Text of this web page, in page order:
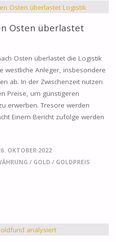
Osten überlastet
Osten überlastet die Logistik
westliche Anleger, insbesondere
ab. In der Zwischenzeit nutzen
Preise, um günstigeren
erwerben. Tresore werden
Einem Bericht zufolge werden
OKTOBER 2022
/ GOLD / GOLDPREIS